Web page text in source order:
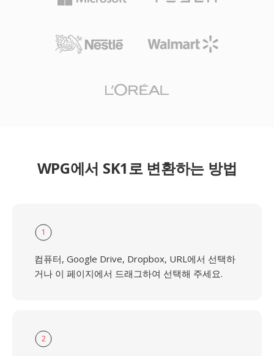
WPG에서 SK1로 변환하는 방법
1
컴퓨터, Google Drive, Dropbox, URL에서 선택하
거나 이 페이지에서 드래그하여 선택해 주세요.
2